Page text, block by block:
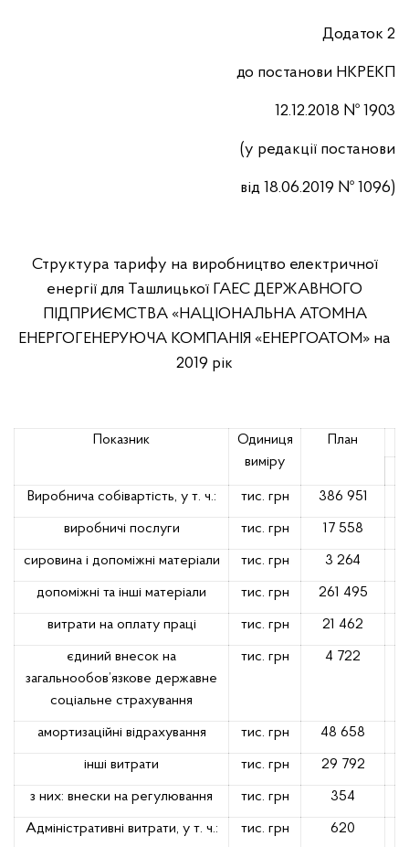
Додаток 2
до постанови НКРЕКП
12.12.2018 № 1903
(у редакції постанови
від 18.06.2019 № 1096)
Структура тарифу на виробництво електричної
енергії для Ташлицької ГАЕС ДЕРЖАВНОГО
ПІДПРИЄМСТВА «НАЦІОНАЛЬНА АТОМНА
ЕНЕРГОГЕНЕРУЮЧА КОМПАНІЯ «ЕНЕРГОАТОМ» на
2019 рік
Показник
Одиниця
виміру
План
Виробнича собівартість, у т. ч.: тис. грн 386 951
виробничі послуги тис. грн 17 558
сировина і допоміжні матеріали тис. грн 3 264
допоміжні та інші матеріали тис. грн 261 495
витрати на оплату праці тис. грн 21 462
єдиний внесок на
загальнообов’язкове державне
соціальне страхування
тис. грн 4 722
амортизаційні відрахування тис. грн 48 658
інші витрати тис. грн 29 792
з них: внески на регулювання тис. грн 354
Адміністративні витрати, у т. ч.: тис. грн 620